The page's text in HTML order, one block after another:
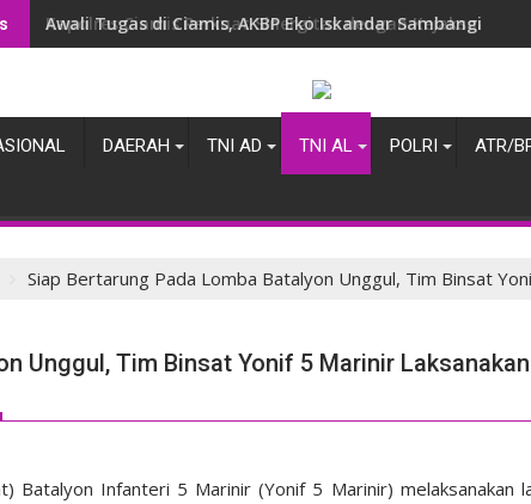
Awali Tugas di Ciamis, AKBP Eko Iskandar Sambangi
DAERAH TNI AD TNI AL POLRI ATR/
Siap Bertarung Pada Lomba Batalyon Unggul, Tim Binsat
Unggul, Tim Binsat Yonif 5 Marinir Laksanakan
Batalyon Infanteri 5 Marinir (Yonif 5 Marinir) melaksanakan